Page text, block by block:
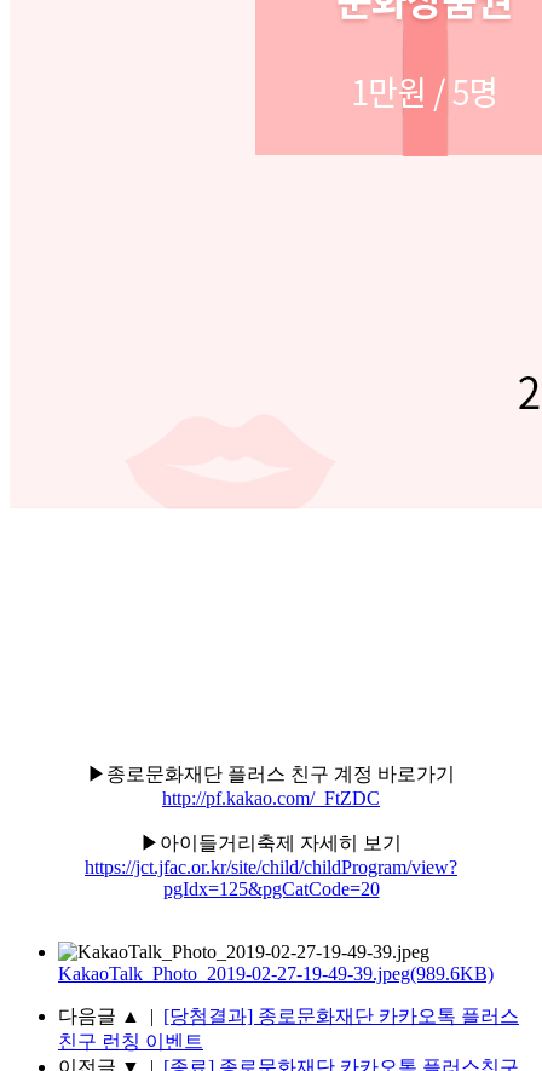
▶종로문화재단 플러스 친구 계정 바로가기
http://pf.kakao.com/_FtZDC
▶아이들거리축제 자세히 보기
https://jct.jfac.or.kr/site/child/childProgram/view?
pgIdx=125&pgCatCode=20
KakaoTalk_Photo_2019-02-27-19-49-39.jpeg(989.6KB)
다음글 ▲ | [당첨결과] 종로문화재단 카카오톡 플러스
친구 런칭 이벤트
이전글 ▼ | [종료] 종로문화재단 카카오톡 플러스친구